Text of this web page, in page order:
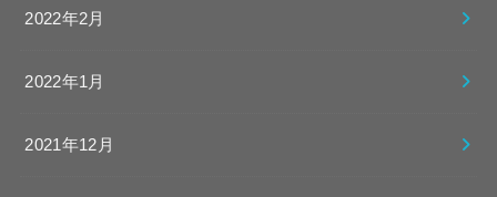
2022年2月
2022年1月
2021年12月